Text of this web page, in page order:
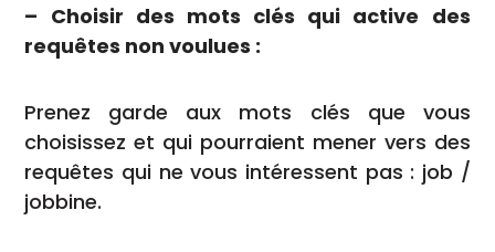
– Choisir des mots clés qui active des
requêtes non voulues :
Prenez garde aux mots clés que vous
choisissez et qui pourraient mener vers des
requêtes qui ne vous intéressent pas : job /
jobbine.